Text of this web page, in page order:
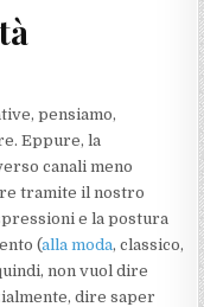
pensiamo,
Eppure, la
canali meno
tramite il nostro
e la postura
(alla moda, classico,
non vuol dire
dire saper